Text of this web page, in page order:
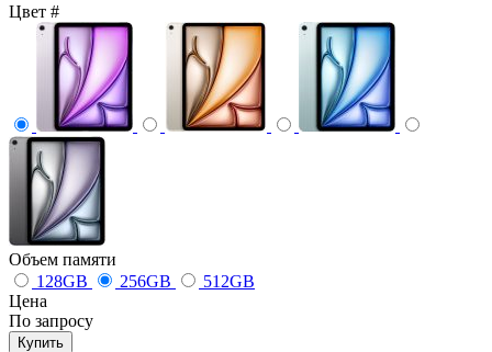
Цвет #
Объем памяти
128GB
256GB
512GB
Цена
По запросу
Купить